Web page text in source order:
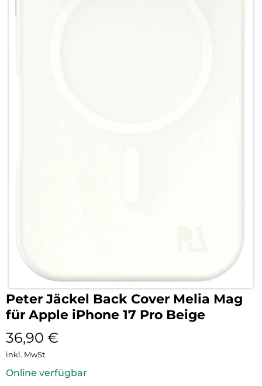
Peter Jäckel Back Cover Melia Mag
für Apple iPhone 17 Pro Beige
36,90 €
inkl. MwSt.
Online verfügbar